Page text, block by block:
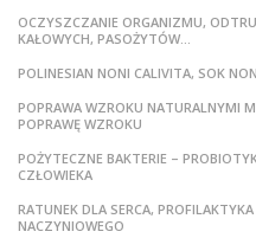
OCZYSZCZANIE ORGANIZMU,
KAŁOWYCH, PASOŻYTÓW…
POLINESIAN NONI CALIVITA, SOK
POPRAWA WZROKU NATURALNYMI
POPRAWĘ WZROKU
POŻYTECZNE BAKTERIE –
CZŁOWIEKA
RATUNEK DLA SERCA,
NACZYNIOWEGO